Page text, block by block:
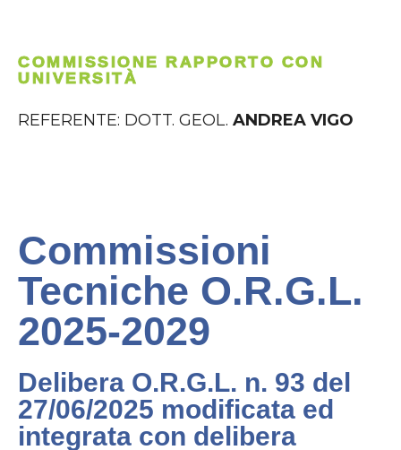
COMMISSIONE RAPPORTO CON
UNIVERSITÀ
REFERENTE: DOTT. GEOL. ANDREA VIGO
Commissioni
Tecniche O.R.G.L.
2025-2029
Delibera O.R.G.L. n. 93 del
27/06/2025 modificata ed
integrata con delibera